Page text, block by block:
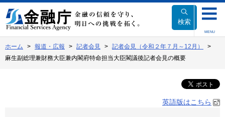
文
へ
動
検索
MENU
ホーム 報道・広報 記者会見
記者会見（令和２年７月～12月）
麻生副総理兼財務大臣兼内閣府特命担当大臣閣議後記者会見の概要
英語版はこちら